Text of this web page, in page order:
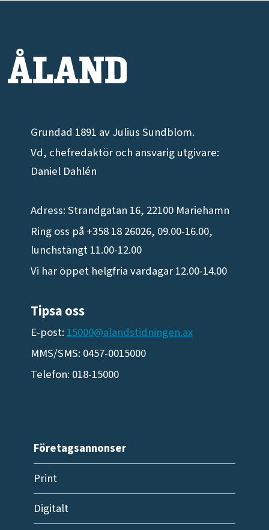
Grundad 1891 av Julius Sundblom.
Vd, chefredaktör och ansvarig utgivare:
Daniel Dahlén
Adress: Strandgatan 16, 22100 Mariehamn
Ring oss på +358 18 26026, 09.00-16.00,
lunchstängt 11.00-12.00
Vi har öppet helgfria vardagar 12.00-14.00
Tipsa oss
E-post: 15000@alandstidningen.ax
MMS/SMS: 0457-0015000
Telefon: 018-15000
Företagsannonser
Print
Digitalt